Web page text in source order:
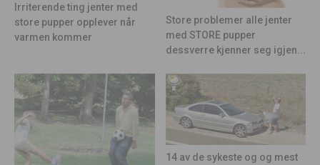
Irriterende ting jenter med
store pupper opplever når
varmen kommer
Store problemer alle jenter
med STORE pupper
dessverre kjenner seg igjen...
14 av de sykeste og og mest